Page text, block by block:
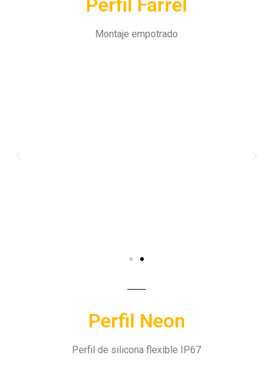
Montaje empotrado
Perfil Neon
Perfil de silicona flexible IP67